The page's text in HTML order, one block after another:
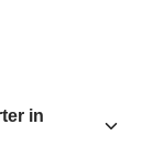
in